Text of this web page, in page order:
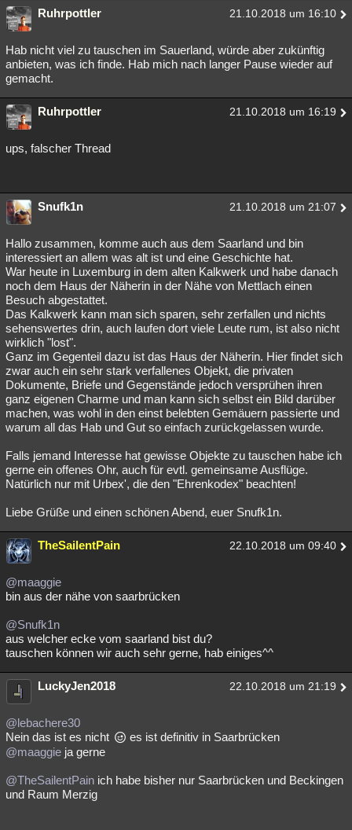
Ruhrpottler 21.10.2018 um 16:10
Hab nicht viel zu tauschen im Sauerland, würde aber zukünftig
anbieten, was ich finde. Hab mich nach langer Pause wieder auf
gemacht.
Ruhrpottler 21.10.2018 um 16:19
ups, falscher Thread
Snufk1n 21.10.2018 um 21:07
Hallo zusammen, komme auch aus dem Saarland und bin
interessiert an allem was alt ist und eine Geschichte hat.
War heute in Luxemburg in dem alten Kalkwerk und habe danach
noch dem Haus der Näherin in der Nähe von Mettlach einen
Besuch abgestattet.
Das Kalkwerk kann man sich sparen, sehr zerfallen und nichts
sehenswertes drin, auch laufen dort viele Leute rum, ist also nicht
wirklich "lost".
Ganz im Gegenteil dazu ist das Haus der Näherin. Hier findet sich
zwar auch ein sehr stark verfallenes Objekt, die privaten
Dokumente, Briefe und Gegenstände jedoch versprühen ihren
ganz eigenen Charme und man kann sich selbst ein Bild darüber
machen, was wohl in den einst belebten Gemäuern passierte und
warum all das Hab und Gut so einfach zurückgelassen wurde.
Falls jemand Interesse hat gewisse Objekte zu tauschen habe ich
gerne ein offenes Ohr, auch für evtl. gemeinsame Ausflüge.
Natürlich nur mit Urbex', die den "Ehrenkodex" beachten!
Liebe Grüße und einen schönen Abend, euer Snufk1n.
TheSailentPain 22.10.2018 um 09:40
@maaggie
bin aus der nähe von saarbrücken
@Snufk1n
aus welcher ecke vom saarland bist du?
tauschen können wir auch sehr gerne, hab einiges^^
LuckyJen2018 22.10.2018 um 21:19
@lebachere30
Nein das ist es nicht
es ist definitiv in Saarbrücken
@maaggie ja gerne
@TheSailentPain ich habe bisher nur Saarbrücken und Beckingen
und Raum Merzig